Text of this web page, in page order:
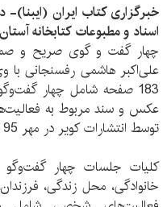
خبرگزاری کتاب ایران
اسناد و مطبوعات کتابخانه
چهار گفت و گوی صریح و
علی‌اکبر هاشمی رفسنجانی
183 صفحه شامل چهار
عکس و سند مربوط به
توسط انتشارات کویر در مهر 95 به چاپ رسیده است.
کلیات جلسات چهار
خانوادگی، محل زندگی،